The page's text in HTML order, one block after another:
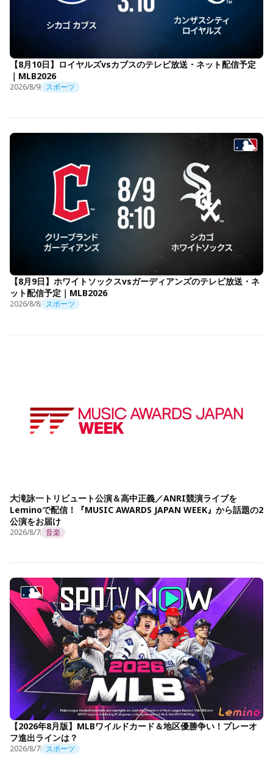
【8月10日】ロイヤルズvsカブスのテレビ放送・ネット配信予定
｜MLB2026
2026/8/9 スポーツ
【8月9日】ホワイトソックスvsガーディアンズのテレビ放送・ネ
ット配信予定｜MLB2026
2026/8/8 スポーツ
大滝詠一トリビュート公演＆高中正義／ANRI競演ライブを
Leminoで配信！『MUSIC AWARDS JAPAN WEEK』から話題の2
公演をお届け
2026/8/7 音楽
【2026年8月版】MLBワイルドカード＆地区優勝争い！プレーオ
フ進出ラインは？
2026/8/7 スポーツ